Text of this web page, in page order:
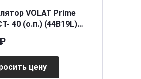
VOLAT Prime
40 (о.п.) (44B19L)
300EN] [B19],
цену